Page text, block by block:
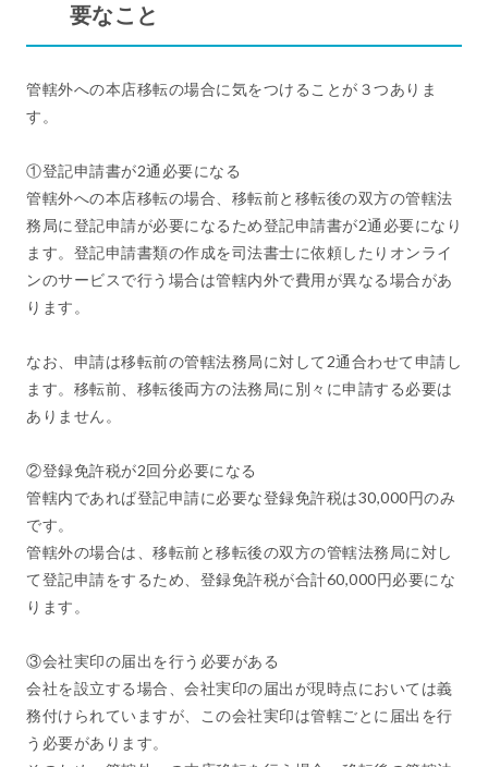
要なこと
管轄外への本店移転の場合に気をつけることが３つありま
す。
①登記申請書が2通必要になる
管轄外への本店移転の場合、移転前と移転後の双方の管轄法
務局に登記申請が必要になるため登記申請書が2通必要になり
ます。登記申請書類の作成を司法書士に依頼したりオンライ
ンのサービスで行う場合は管轄内外で費用が異なる場合があ
ります。
なお、申請は移転前の管轄法務局に対して2通合わせて申請し
ます。移転前、移転後両方の法務局に別々に申請する必要は
ありません。
②登録免許税が2回分必要になる
管轄内であれば登記申請に必要な登録免許税は30,000円のみ
です。
管轄外の場合は、移転前と移転後の双方の管轄法務局に対し
て登記申請をするため、登録免許税が合計60,000円必要にな
ります。
③会社実印の届出を行う必要がある
会社を設立する場合、会社実印の届出が現時点においては義
務付けられていますが、この会社実印は管轄ごとに届出を行
う必要があります。